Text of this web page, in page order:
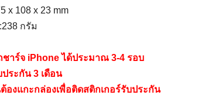
x 108 x 23 mm
กรัม
ชาร์จ iPhone ได้ประมาณ 3-4 รอบ
ระกัน 3 เดือน
องแกะกล่องเพื่อติดสติกเกอร์รับประกัน